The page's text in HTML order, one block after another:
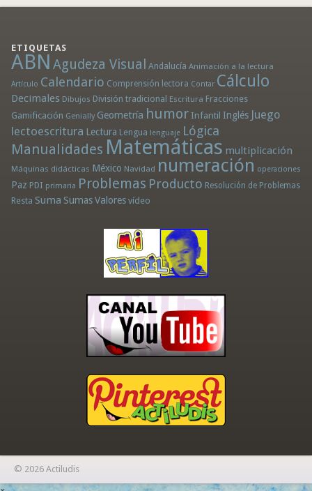
ETIQUETAS
ABN Agudeza Visual Andalucía Animación a la lectura
Artículo Calendario Comprensión lectora Contar Cálculo
Decimales Dibujos División tradicional Escritura Fracciones
Gamificación Genially Geometría humor Infantil Inglés Juego
lectoescritura Lectura Lengua lenguaje Lógica
Manualidades Matemáticas multiplicación
Máquinas didácticas México Navidad numeración operaciones
Paz PDI primaria Problemas Producto Resolución de Problemas
Resta Suma Sumas Valores vídeo
© 2026 Actiludis